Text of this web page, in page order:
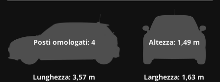
Posti omologati: 4
Lunghezza: 3,57 m
Altezza: 1,49 m
Larghezza: 1,63 m